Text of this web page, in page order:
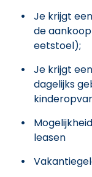
Je krijgt
de
eetstoel);
Je krijgt
dagelijks
leasen